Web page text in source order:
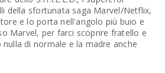
della sfortunata saga Marvel/Netflix,
e lo porta nell'angolo più buio e
Marvel, per farci scoprire fratello e
di normale e la madre anche